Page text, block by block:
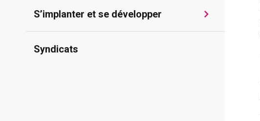
S’implanter et se développer
Syndicats